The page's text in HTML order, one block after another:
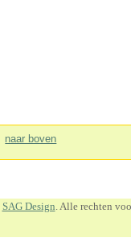
naar boven
SAG Design. Alle rechten